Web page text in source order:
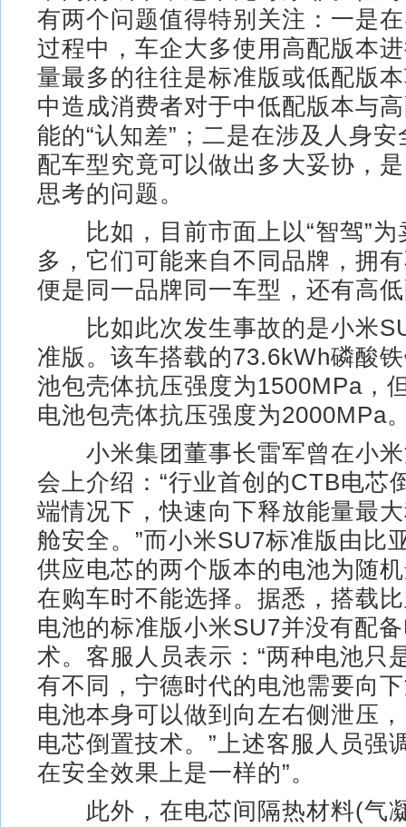
有两个问题值得特别关注：一是
过程中，车企大多使用高配版本
量最多的往往是标准版或低配版
中造成消费者对于中低配版本与
能的“认知差”；二是在涉及人身
配车型究竟可以做出多大妥协，
思考的问题。
比如，目前市面上以“智驾”为
多，它们可能来自不同品牌，拥
便是同一品牌同一车型，还有高
比如此次发生事故的是小米
准版。该车搭载的73.6kWh磷酸
池包壳体抗压强度为1500MPa，
电池包壳体抗压强度为2000MPa
小米集团董事长雷军曾在小米
会上介绍：“行业首创的CTB电芯
端情况下，快速向下释放能量最
舱安全。”而小米SU7标准版由比
供应电芯的两个版本的电池为随
在购车时不能选择。据悉，搭载
电池的标准版小米SU7并没有配
术。客服人员表示：“两种电池只
有不同，宁德时代的电池需要向
电池本身可以做到向左右侧泄压
电芯倒置技术。”上述客服人员强
在安全效果上是一样的”。
此外，在电芯间隔热材料(气